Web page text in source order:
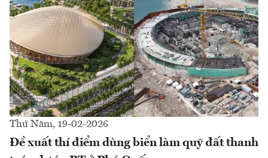
Thứ Năm, 19-02-2026
Đề xuất thí điểm dùng biển làm quỹ đất thanh